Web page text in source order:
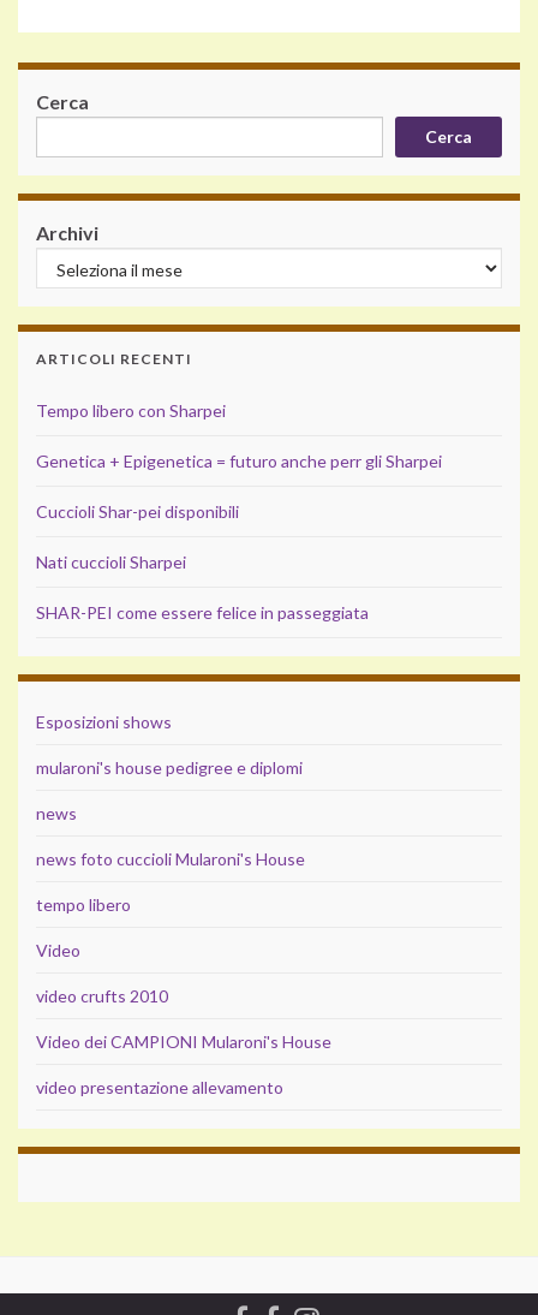
Cerca
Cerca
Archivi
ARTICOLI RECENTI
Tempo libero con Sharpei
Genetica + Epigenetica = futuro anche perr gli Sharpei
Cuccioli Shar-pei disponibili
Nati cuccioli Sharpei
SHAR-PEI come essere felice in passeggiata
Esposizioni shows
mularoni's house pedigree e diplomi
news
news foto cuccioli Mularoni's House
tempo libero
Video
video crufts 2010
Video dei CAMPIONI Mularoni's House
video presentazione allevamento